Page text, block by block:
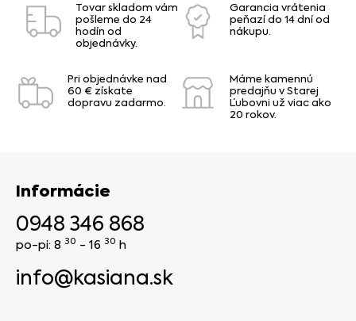
Tovar skladom vám
pošleme do 24
hodín od
objednávky.
Garancia vrátenia
peňazí do 14 dní od
nákupu.
Pri objednávke nad
60 € získate
dopravu zadarmo.
Máme kamennú
predajňu v Starej
Ľubovni už viac ako
20 rokov.
Informácie
0948 346 868
po-pi: 8 30 - 16 30 h
info@kasiana.sk